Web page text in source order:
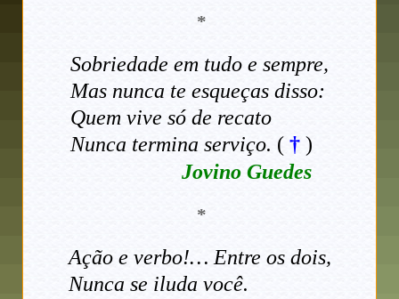
*
Sobriedade em tudo e sempre,
Mas nunca te esqueças disso:
Quem vive só de recato
Nunca termina serviço. ( † )
Jovino Guedes
*
Ação e verbo!… Entre os dois,
Nunca se iluda você.